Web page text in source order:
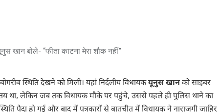
स्थिति देखने को मिली। यहां निर्दलीय विधायकयूनुस खानको साइबर
था, लेकिन जब तक विधायक मौके पर पहुंचे, उससे पहले ही पुलिस थाने का
पैदा हो गई और बाद में पत्रकारों से बातचीत में विधायक ने नाराजगी जाहिर